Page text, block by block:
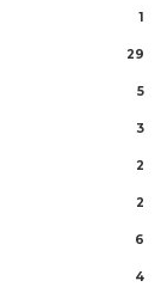
1
29
5
3
2
2
6
4